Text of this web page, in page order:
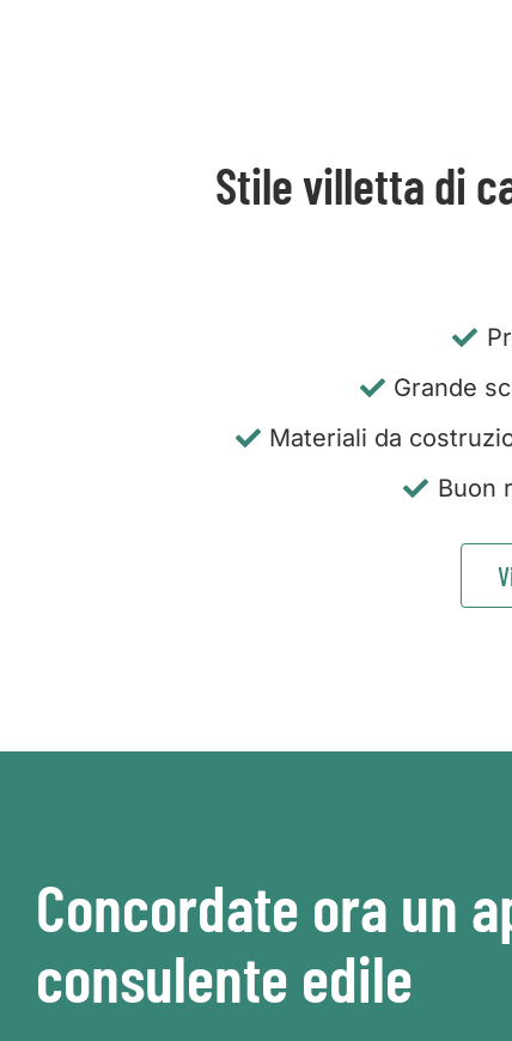
Stile villetta di
Grande
Materiali da
Buon
Concordate ora un
consulente edile